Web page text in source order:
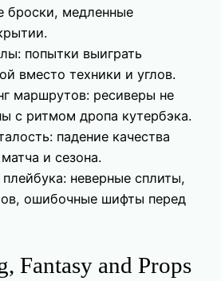
броски, медленные
попытки выиграть
вместо техники и углов.
маршрутов: ресиверы не
с ритмом дропа кутербэка.
падение качества
и сезона.
неверные сплиты,
ошибочные шифты перед
Fantasy and Props